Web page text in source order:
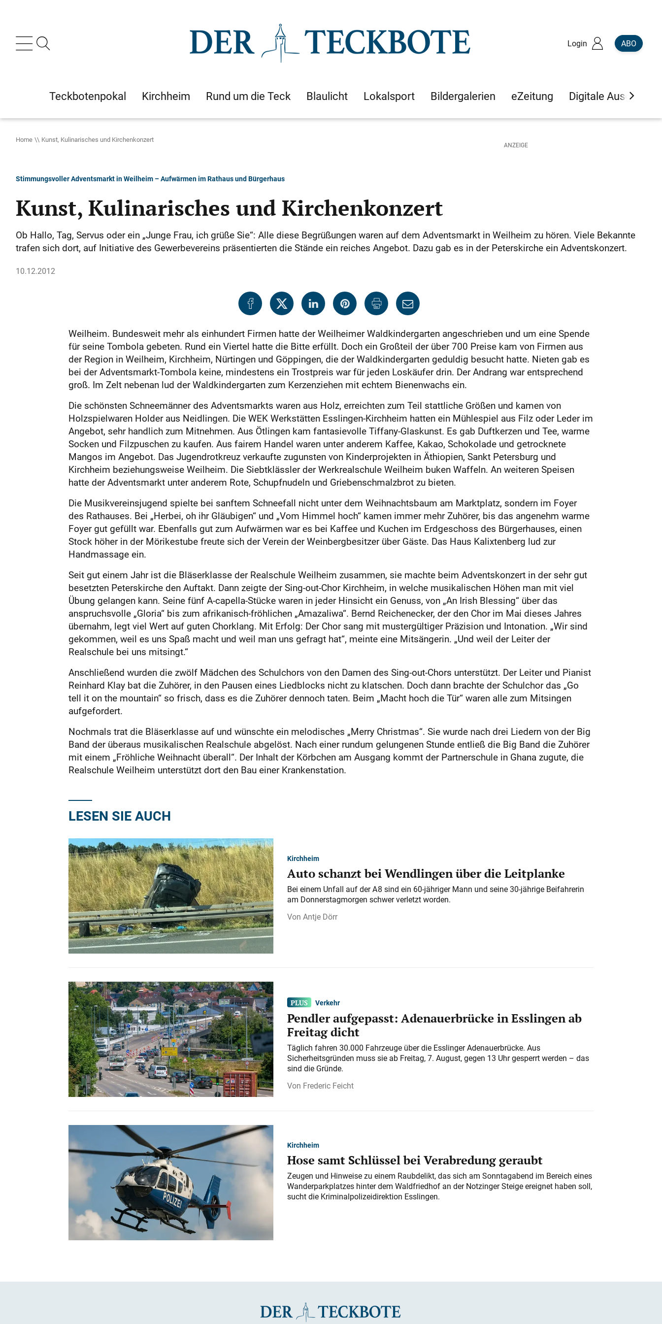
Login ABO
Teckbotenpokal Kirchheim Rund um die Teck Blaulicht Lokalsport Bildergalerien eZeitung Digitale Ausgaben
Home Kunst, Kulinarisches und Kirchenkonzert
Stimmungsvoller Adventsmarkt in Weilheim – Aufwärmen im Rathaus und Bürgerhaus
Kunst, Kulinarisches und Kirchenkonzert
Ob Hallo, Tag, Servus oder ein „Junge Frau, ich grüße Sie“: Alle diese Begrüßungen waren auf dem Adventsmarkt in Weilheim zu hören. Viele Bekannte
trafen sich dort, auf Initiative des Gewerbevereins präsentierten die Stände ein reiches Angebot. Dazu gab es in der Peterskirche ein Adventskonzert.
10.12.2012
Weilheim. Bundesweit mehr als einhundert Firmen hatte der Weilheimer Waldkindergarten angeschrieben und um eine Spende
für seine Tombola gebeten. Rund ein Viertel hatte die Bitte erfüllt. Doch ein Großteil der über 700 Preise kam von Firmen aus
der Region in Weilheim, Kirchheim, Nürtingen und Göppingen, die der Waldkindergarten geduldig besucht hatte. Nieten gab es
bei der Adventsmarkt-Tombola keine, mindestens ein Trostpreis war für jeden Loskäufer drin. Der Andrang war entsprechend
groß. Im Zelt nebenan lud der Waldkindergarten zum Kerzenziehen mit echtem Bienenwachs ein.
Die schönsten Schneemänner des Adventsmarkts waren aus Holz, erreichten zum Teil stattliche Größen und kamen von
Holzspielwaren Holder aus Neidlingen. Die WEK Werkstätten Esslingen-Kirchheim hatten ein Mühlespiel aus Filz oder Leder im
Angebot, sehr handlich zum Mitnehmen. Aus Ötlingen kam fantasievolle Tiffany-Glaskunst. Es gab Duftkerzen und Tee, warme
Socken und Filzpuschen zu kaufen. Aus fairem Handel waren unter anderem Kaffee, Kakao, Schokolade und getrocknete
Mangos im Angebot. Das Jugendrotkreuz verkaufte zugunsten von Kinderprojekten in Äthiopien, Sankt Petersburg und
Kirchheim beziehungsweise Weilheim. Die Siebtklässler der Werkrealschule Weilheim buken Waffeln. An weiteren Speisen
hatte der Adventsmarkt unter anderem Rote, Schupfnudeln und Griebenschmalzbrot zu bieten.
Die Musikvereinsjugend spielte bei sanftem Schneefall nicht unter dem Weihnachtsbaum am Marktplatz, sondern im Foyer
des Rathauses. Bei „Herbei, oh ihr Gläubigen“ und „Vom Himmel hoch“ kamen immer mehr Zuhörer, bis das angenehm warme
Foyer gut gefüllt war. Ebenfalls gut zum Aufwärmen war es bei Kaffee und Kuchen im Erdgeschoss des Bürgerhauses, einen
Stock höher in der Mörikestube freute sich der Verein der Weinbergbesitzer über Gäste. Das Haus Kalixtenberg lud zur
Handmassage ein.
Seit gut einem Jahr ist die Bläserklasse der Realschule Weilheim zusammen, sie machte beim Adventskonzert in der sehr gut
besetzten Peterskirche den Auftakt. Dann zeigte der Sing-out-Chor Kirchheim, in welche musikalischen Höhen man mit viel
Übung gelangen kann. Seine fünf A-capella-Stücke waren in jeder Hinsicht ein Genuss, von „An Irish Blessing“ über das
anspruchsvolle „Gloria“ bis zum afrikanisch-fröhlichen „Amazaliwa“. Bernd Reichenecker, der den Chor im Mai dieses Jahres
übernahm, legt viel Wert auf guten Chorklang. Mit Erfolg: Der Chor sang mit mustergültiger Präzision und Intonation. „Wir sind
gekommen, weil es uns Spaß macht und weil man uns gefragt hat“, meinte eine Mitsängerin. „Und weil der Leiter der
Realschule bei uns mitsingt.“
Anschließend wurden die zwölf Mädchen des Schulchors von den Damen des Sing-out-Chors unterstützt. Der Leiter und Pianist
Reinhard Klay bat die Zuhörer, in den Pausen eines Liedblocks nicht zu klatschen. Doch dann brachte der Schulchor das „Go
tell it on the mountain“ so frisch, dass es die Zuhörer dennoch taten. Beim „Macht hoch die Tür“ waren alle zum Mitsingen
aufgefordert.
Nochmals trat die Bläserklasse auf und wünschte ein melodisches „Merry Christmas“. Sie wurde nach drei Liedern von der Big
Band der überaus musikalischen Realschule abgelöst. Nach einer rundum gelungenen Stunde entließ die Big Band die Zuhörer
mit einem „Fröhliche Weihnacht überall“. Der Inhalt der Körbchen am Ausgang kommt der Partnerschule in Ghana zugute, die
Realschule Weilheim unterstützt dort den Bau einer Krankenstation.
LESEN SIE AUCH
Kirchheim
Auto schanzt bei Wendlingen über die Leitplanke
Bei einem Unfall auf der A 8 sind ein 60-jähriger Mann und seine 30-jährige Beifahrerin
am Donnerstagmorgen schwer verletzt worden.
Antje Dörr
Verkehr
Pendler aufgepasst: Adenauerbrücke in Esslingen ab
Freitag dicht
Täglich fahren 30.000 Fahrzeuge über die Esslinger Adenauerbrücke. Aus
Sicherheitsgründen muss sie ab Freitag, 7. August, gegen 13 Uhr gesperrt werden – das
sind die Gründe.
Frederic Feicht
Kirchheim
Hose samt Schlüssel bei Verabredung geraubt
Zeugen und Hinweise zu einem Raubdelikt, das sich am Sonntagabend im Bereich eines
Wanderparkplatzes hinter dem Waldfriedhof an der Notzinger Steige ereignet haben soll,
sucht die Kriminalpolizeidirektion Esslingen.